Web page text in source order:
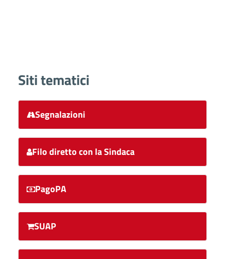
Siti tematici
Segnalazioni
Filo diretto con la Sindaca
PagoPA
SUAP